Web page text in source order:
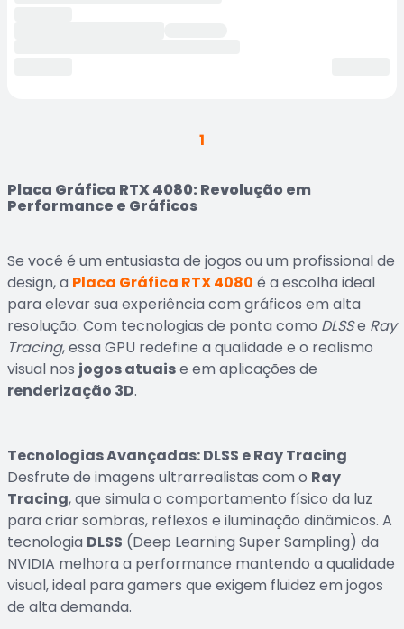
1
Placa Gráfica RTX 4080: Revolução em
Performance e Gráficos
Se você é um entusiasta de jogos ou um profissional de
design, a Placa Gráfica RTX 4080 é a escolha ideal
para elevar sua experiência com gráficos em alta
resolução. Com tecnologias de ponta como DLSSe Ray
Tracing, essa GPU redefine a qualidade e o realismo
visual nos jogos atuaise em aplicações de
renderização 3D.
Tecnologias Avançadas: DLSS e Ray Tracing
Desfrute de imagens ultrarrealistas com o Ray
Tracing, que simula o comportamento físico da luz
para criar sombras, reflexos e iluminação dinâmicos. A
tecnologia DLSS (Deep Learning Super Sampling) da
NVIDIA melhora a performance mantendo a qualidade
visual, ideal para gamers que exigem fluidez em jogos
de alta demanda.